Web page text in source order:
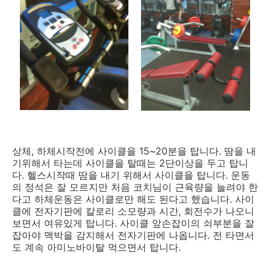
상체, 하체시작전에 사이클을 15~20분을 탑니다. 땀을 내
기위해서 타는데 사이클을 탈때는 2단이상을 두고 탑니
다. 헬스시작때 땀을 내기 위해서 사이클을 탑니다. 운동
의 정석은 잘 모르지만 처음 코치님이 근육량을 늘려야 한
다고 하체운동은 사이클로만 해도 된다고 했습니다. 사이
클에 전자기판에 칼로리 소모량과 시간, 회전수가 나오니
보면서 여유있게 탑니다. 사이클 앞손잡이의 쇠부분을 잘
잡아야 맥박을 감지해서 전자기판에 나옵니다. 전 타면서
도 계속 아미노바이탈 먹으면서 탑니다.